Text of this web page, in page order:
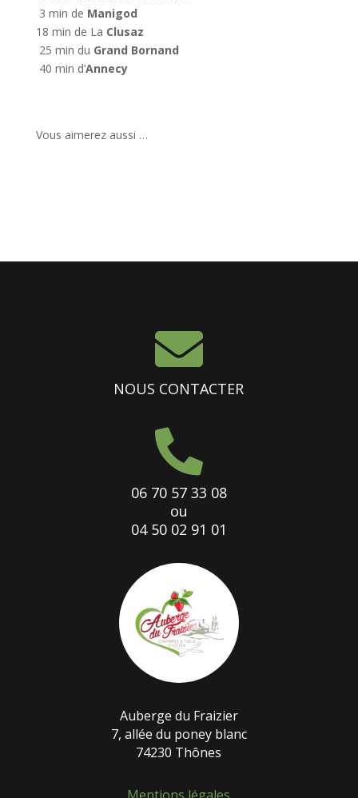
3 min de Manigod
18 min de La Clusaz
25 min du Grand Bornand
40 min d’Annecy
Vous aimerez aussi …

NOUS CONTACTER

06 70 57 33 08
ou
04 50 02 91 01
Auberge du Fraizier
7, allée du poney blanc
74230 Thônes